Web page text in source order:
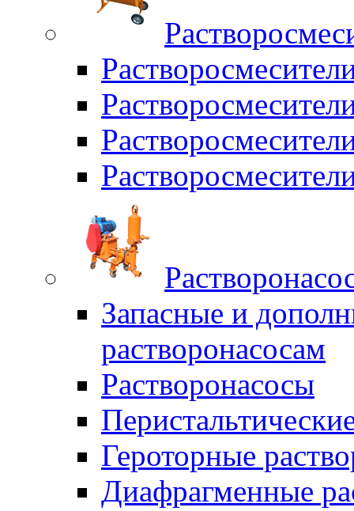
Запасные и
растворонасосам
Растворонасосы
Героторные
Диафрагменные